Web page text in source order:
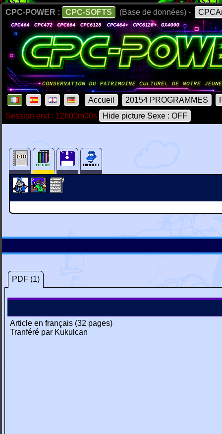
CPC-POWER : CPC-SOFTS (Base de données) -
Accueil 20154 PROGRAMMES
Session end : 12h00m00s
Hide picture Sexe : OFF
PDF (1)
Article en français (32 pages)
Tranféré par Kukulcan